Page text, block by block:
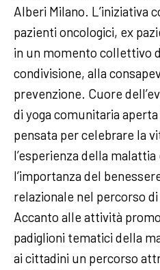
Alberi Milano. L’iniziativa
pazienti oncologici, ex
in un momento collettivo
condivisione, alla
prevenzione. Cuore
di yoga comunitaria
pensata per celebrare la
l’esperienza della
l’importanza del
relazionale nel percorso
Accanto alle attività
padiglioni tematici della
ai cittadini un percorso